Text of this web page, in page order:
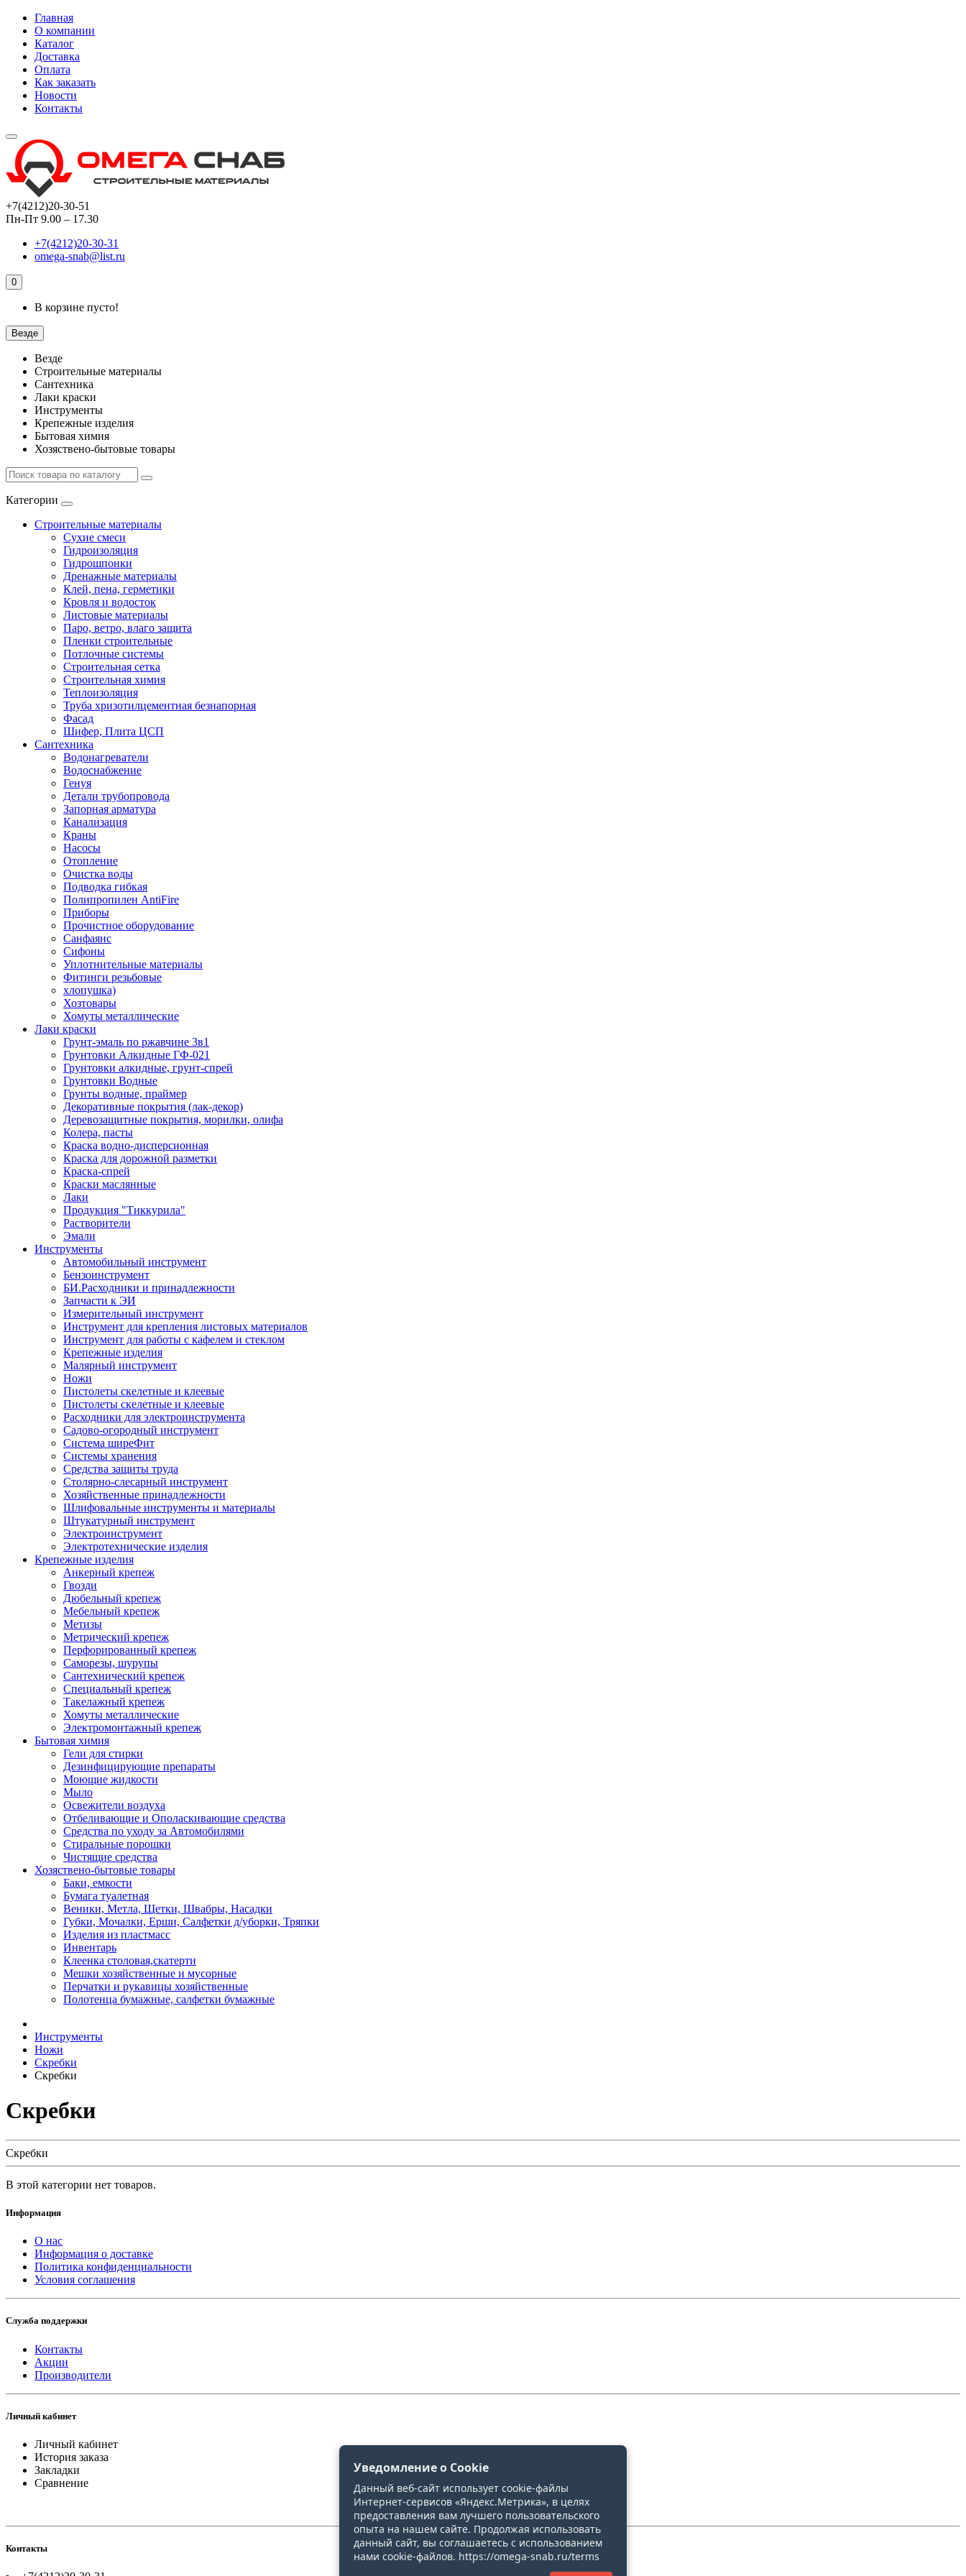
Главная
О компании
Каталог
Доставка
Оплата
Как заказать
Новости
Контакты
+7(4212)20-30-51
Пн-Пт 9.00 – 17.30
+7(4212)20-30-31
omega-snab@list.ru
0
В корзине пусто!
Везде
Везде
Строительные материалы
Сантехника
Лаки краски
Инструменты
Крепежные изделия
Бытовая химия
Хозяствено-бытовые товары
Категории
Строительные материалы
Сухие смеси
Гидроизоляция
Гидрошпонки
Дренажные материалы
Клей, пена, герметики
Кровля и водосток
Листовые материалы
Паро, ветро, влаго защита
Пленки строительные
Потлочные системы
Строительная сетка
Строительная химия
Теплоизоляция
Труба хризотилцементная безнапорная
Фасад
Шифер, Плита ЦСП
Сантехника
Водонагреватели
Водоснабжение
Генуя
Детали трубопровода
Запорная арматура
Канализация
Краны
Насосы
Отопление
Очистка воды
Подводка гибкая
Полипропилен AntiFire
Приборы
Прочистное оборудование
Санфаянс
Сифоны
Уплотнительные материалы
Фитинги резьбовые
хлопушка)
Хозтовары
Хомуты металлические
Лаки краски
Грунт-эмаль по ржавчине 3в1
Грунтовки Алкидные ГФ-021
Грунтовки алкидные, грунт-спрей
Грунтовки Водные
Грунты водные, праймер
Декоративные покрытия (лак-декор)
Деревозащитные покрытия, морилки, олифа
Колера, пасты
Краска водно-дисперсионная
Краска для дорожной разметки
Краска-спрей
Краски маслянные
Лаки
Продукция "Тиккурила"
Растворители
Эмали
Инструменты
Автомобильный инструмент
Бензоинструмент
БИ.Расходники и принадлежности
Запчасти к ЭИ
Измерительный инструмент
Инструмент для крепления листовых материалов
Инструмент для работы с кафелем и стеклом
Крепежные изделия
Малярный инструмент
Ножи
Пистолеты скелетные и клеевые
Пистолеты скелетные и клеевые
Расходники для электроинструмента
Садово-огородный инструмент
Система ширеФит
Системы хранения
Средства защиты труда
Столярно-слесарный инструмент
Хозяйственные принадлежности
Шлифовальные инструменты и материалы
Штукатурный инструмент
Электроинструмент
Электротехнические изделия
Крепежные изделия
Анкерный крепеж
Гвозди
Дюбельный крепеж
Мебельный крепеж
Метизы
Метрический крепеж
Перфорированный крепеж
Саморезы, шурупы
Сантехнический крепеж
Специальный крепеж
Такелажный крепеж
Хомуты металлические
Электромонтажный крепеж
Бытовая химия
Гели для стирки
Дезинфицирующие препараты
Моющие жидкости
Мыло
Освежители воздуха
Отбеливающие и Ополаскивающие средства
Средства по уходу за Автомобилями
Стиральные порошки
Чистящие средства
Хозяствено-бытовые товары
Баки, емкости
Бумага туалетная
Веники, Метла, Щетки, Швабры, Насадки
Губки, Мочалки, Ерши, Салфетки д/уборки, Тряпки
Изделия из пластмасс
Инвентарь
Клеенка столовая,скатерти
Мешки хозяйственные и мусорные
Перчатки и рукавицы хозяйственные
Полотенца бумажные, салфетки бумажные
Инструменты
Ножи
Скребки
Скребки
Скребки
Скребки
В этой категории нет товаров.
Информация
О нас
Информация о доставке
Политика конфиденциальности
Условия соглашения
Служба поддержки
Контакты
Акции
Производители
Личный кабинет
Личный кабинет
История заказа
Закладки
Сравнение
Контакты
Уведомление о Cookie
Данный веб-сайт использует cookie-файлы
Интернет-сервисов «Яндекс.Метрика», в целях
предоставления вам лучшего пользовательского
опыта на нашем сайте. Продолжая использовать
данный сайт, вы соглашаетесь с использованием
нами cookie-файлов. https://omega-snab.ru/terms